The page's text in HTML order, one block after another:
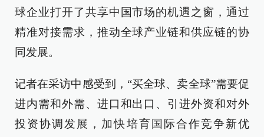
球企业打开了共享中国市场的机遇之窗，通过
精准对接需求，推动全球产业链和供应链的协
同发展。
记者在采访中感受到，“买全球、卖全球”需要促
进内需和外需、进口和出口、引进外资和对外
投资协调发展，加快培育国际合作竞争新优